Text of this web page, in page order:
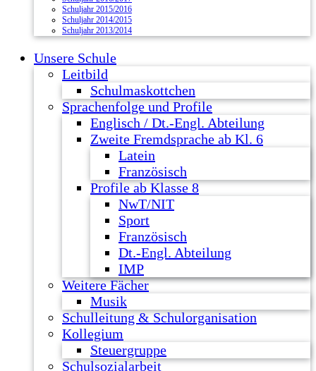
Schuljahr 2015/2016
Schuljahr 2014/2015
Schuljahr 2013/2014
Unsere Schule
Leitbild
Schulmaskottchen
Sprachenfolge und Profile
Englisch / Dt.-Engl. Abteilung
Zweite Fremdsprache ab Kl. 6
Latein
Französisch
Profile ab Klasse 8
NwT/NIT
Sport
Französisch
Dt.-Engl. Abteilung
IMP
Weitere Fächer
Musik
Schulleitung & Schulorganisation
Kollegium
Steuergruppe
Schulsozialarbeit